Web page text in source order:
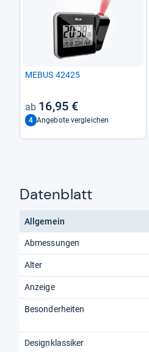
MEBUS 42425
16,95 €
4 Angebote vergleichen
Datenblatt
Allgemein
Abmessungen
Alter
Anzeige
Besonderheiten
Designklassiker